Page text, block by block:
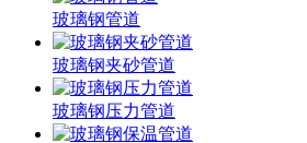
玻璃钢管道
玻璃钢夹砂管道
玻璃钢压力管道